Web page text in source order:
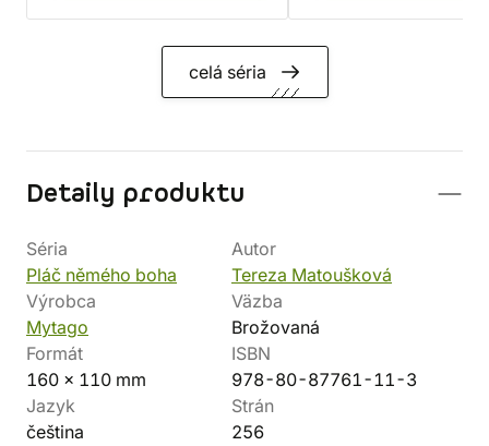
celá séria
Detaily produktu
Séria
Pláč němého boha
Autor
Tereza Matoušková
Výrobca
Mytago
Väzba
Brožovaná
Formát
160 x 110 mm
ISBN
978-80-87761-11-3
Jazyk
čeština
Strán
256